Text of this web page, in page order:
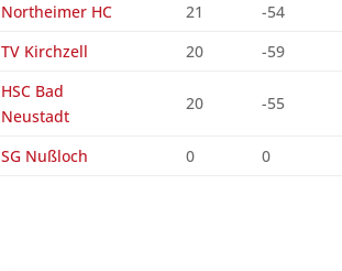
Northeimer HC 21
-54
TV Kirchzell 20 -59
HSC Bad
Neustadt
20 -55
SG Nußloch 0 0